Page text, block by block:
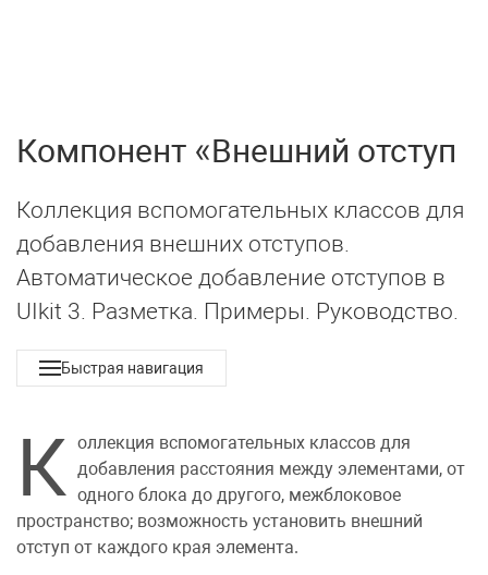
Компонент Внешний отступ
Коллекция вспомогательных классов для
добавления внешних отступов.
Автоматическое добавление отступов в
UIkit 3. Разметка. Примеры. Руководство.
Быстрая навигация
К оллекция вспомогательных классов для
добавления расстояния между элементами, от
одного блока до другого, межблоковое
пространство; возможность установить внешний
отступ от каждого края элемента.